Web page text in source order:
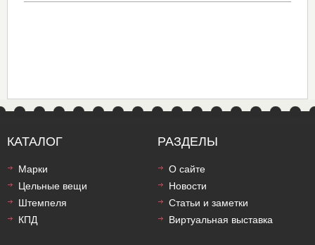
КАТАЛОГ
Марки
Цельные вещи
Штемпеля
КПД
РАЗДЕЛЫ
О сайте
Новости
Статьи и заметки
Виртуальная выставка